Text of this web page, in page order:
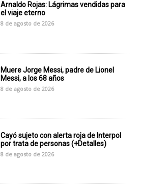
Arnaldo Rojas: Lágrimas vendidas para
el viaje eterno
8 de agosto de 2026
Muere Jorge Messi, padre de Lionel
Messi, a los 68 años
8 de agosto de 2026
Cayó sujeto con alerta roja de Interpol
por trata de personas (+Detalles)
8 de agosto de 2026